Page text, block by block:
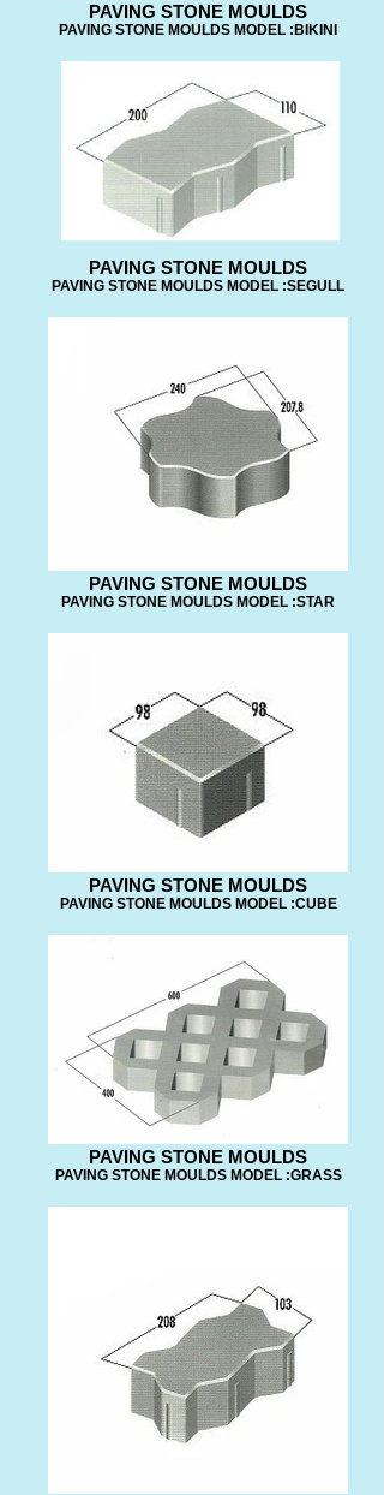
PAVING STONE MOULDS
PAVING STONE MOULDS MODEL :BIKINI
PAVING STONE MOULDS
PAVING STONE MOULDS MODEL :SEGULL
PAVING STONE MOULDS
PAVING STONE MOULDS MODEL :STAR
PAVING STONE MOULDS
PAVING STONE MOULDS MODEL :CUBE
PAVING STONE MOULDS
PAVING STONE MOULDS MODEL :GRASS